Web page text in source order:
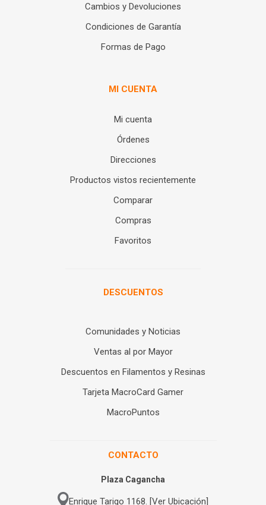
Cambios y Devoluciones
Condiciones de Garantía
Formas de Pago
MI CUENTA
Mi cuenta
Órdenes
Direcciones
Productos vistos recientemente
Comparar
Compras
Favoritos
DESCUENTOS
Comunidades y Noticias
Ventas al por Mayor
Descuentos en Filamentos y Resinas
Tarjeta MacroCard Gamer
MacroPuntos
CONTACTO
Plaza Cagancha
Enrique Tarigo 1168. [Ver Ubicación]